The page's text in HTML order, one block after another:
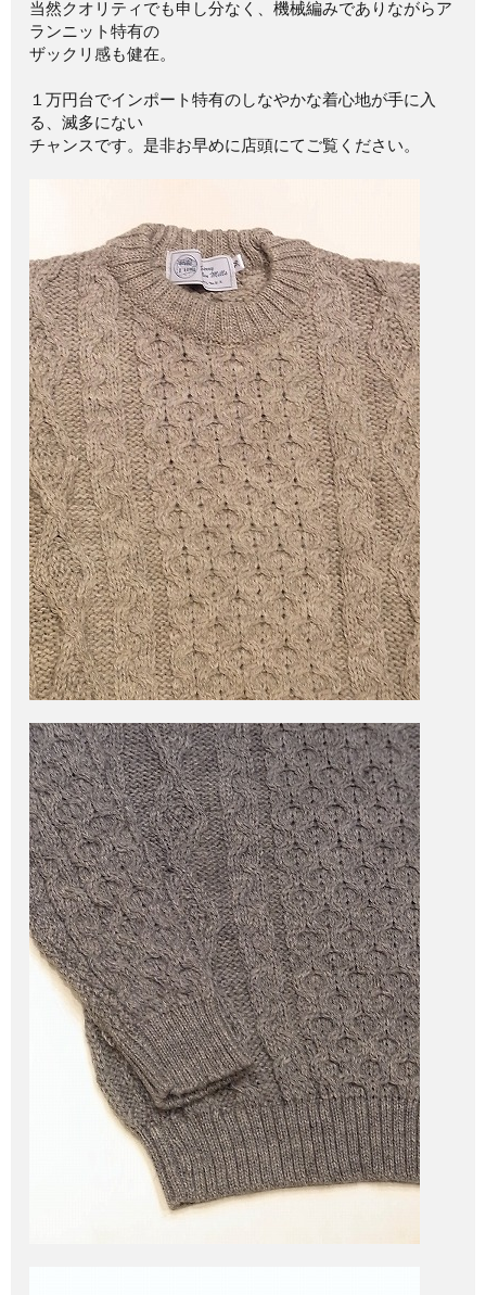
当然クオリティでも申し分なく、機械編みでありながらア
ランニット特有の
ザックリ感も健在。
１万円台でインポート特有のしなやかな着心地が手に入
る、滅多にない
チャンスです。是非お早めに店頭にてご覧ください。